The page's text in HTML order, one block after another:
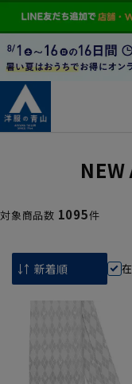
NEW
対象商品数 1095件